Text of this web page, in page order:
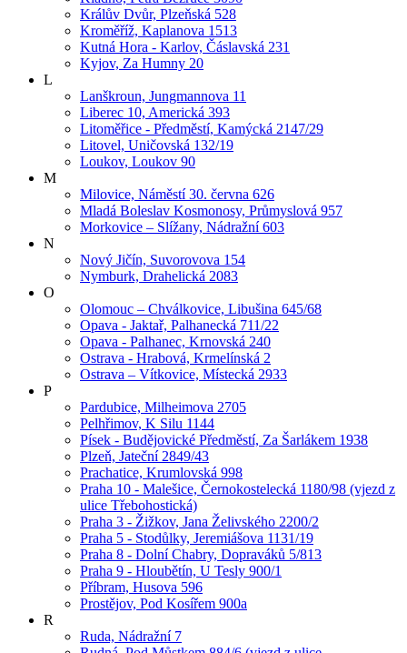
Králův Dvůr, Plzeňská 528
Kroměříž, Kaplanova 1513
Kutná Hora - Karlov, Čáslavská 231
Kyjov, Za Humny 20
L
Lanškroun, Jungmannova 11
Liberec 10, Americká 393
Litoměřice - Předměstí, Kamýcká 2147/29
Litovel, Uničovská 132/19
Loukov, Loukov 90
M
Milovice, Náměstí 30. června 626
Mladá Boleslav Kosmonosy, Průmyslová 957
Morkovice – Slížany, Nádražní 603
N
Nový Jičín, Suvorovova 154
Nymburk, Drahelická 2083
O
Olomouc – Chválkovice, Libušina 645/68
Opava - Jaktař, Palhanecká 711/22
Opava - Palhanec, Krnovská 240
Ostrava - Hrabová, Krmelínská 2
Ostrava – Vítkovice, Místecká 2933
P
Pardubice, Milheimova 2705
Pelhřimov, K Silu 1144
Písek - Budějovické Předměstí, Za Šarlákem 1938
Plzeň, Jateční 2849/43
Prachatice, Krumlovská 998
Praha 10 - Malešice, Černokostelecká 1180/98 (vjezd z
ulice Třebohostická)
Praha 3 - Žižkov, Jana Želivského 2200/2
Praha 5 - Stodůlky, Jeremiášova 1131/19
Praha 8 - Dolní Chabry, Dopraváků 5/813
Praha 9 - Hloubětín, U Tesly 900/1
Příbram, Husova 596
Prostějov, Pod Kosířem 900a
R
Ruda, Nádražní 7